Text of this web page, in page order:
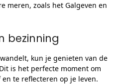
meren, zoals het Galgeven en
bezinning
kun je genieten van de
is het perfecte moment om
te reflecteren op je leven.